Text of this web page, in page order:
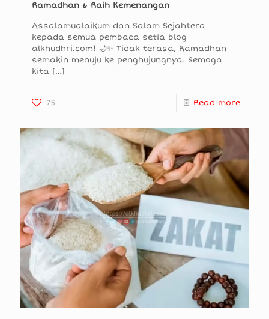
Ramadhan & Raih Kemenangan
Assalamualaikum dan Salam Sejahtera
kepada semua pembaca setia blog
alkhudhri.com! 🌙✨ Tidak terasa, Ramadhan
semakin menuju ke penghujungnya. Semoga
kita […]
75 Read more